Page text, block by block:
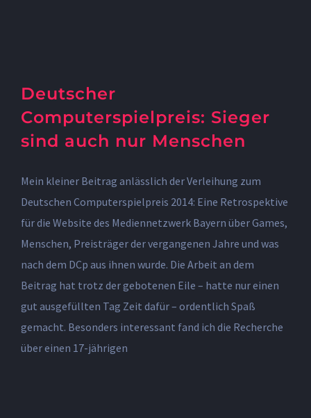
Deutscher
Computerspielpreis: Sieger
sind auch nur Menschen
Mein kleiner Beitrag anlässlich der Verleihung zum
Deutschen Computerspielpreis 2014: Eine Retrospektive
für die Website des Mediennetzwerk Bayern über Games,
Menschen, Preisträger der vergangenen Jahre und was
nach dem DCp aus ihnen wurde. Die Arbeit an dem
Beitrag hat trotz der gebotenen Eile – hatte nur einen
gut ausgefüllten Tag Zeit dafür – ordentlich Spaß
gemacht. Besonders interessant fand ich die Recherche
über einen 17-jährigen